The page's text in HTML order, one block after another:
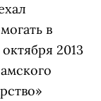
в
2013